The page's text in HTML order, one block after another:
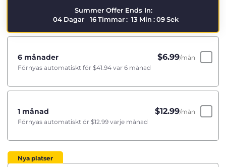
Summer Offer Ends In:
04 Dagar 16 Timmar : 13 Min : 09 Sek
6 månader $6.99/mån
Förnyas automatiskt för $41.94 var 6 månad
1 månad $12.99/mån
Förnyas automatiskt ör $12.99 varje månad
Nya platser